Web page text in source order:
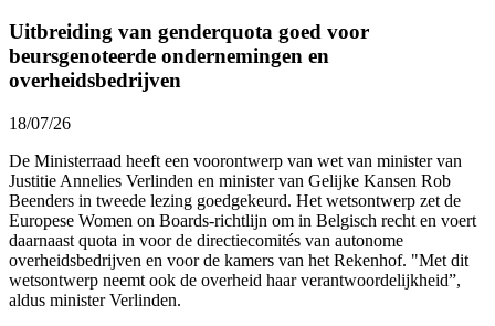
Uitbreiding van genderquota goed voor
beursgenoteerde ondernemingen en
overheidsbedrijven
18/07/26
De Ministerraad heeft een voorontwerp van wet van minister van
Justitie Annelies Verlinden en minister van Gelijke Kansen Rob
Beenders in tweede lezing goedgekeurd. Het wetsontwerp zet de
Europese Women on Boards-richtlijn om in Belgisch recht en voert
daarnaast quota in voor de directiecomités van autonome
overheidsbedrijven en voor de kamers van het Rekenhof. "Met dit
wetsontwerp neemt ook de overheid haar verantwoordelijkheid”,
aldus minister Verlinden.